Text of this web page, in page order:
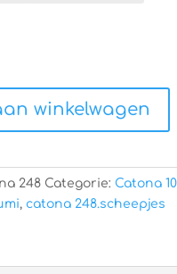
winkelwagen
248 Categorie: Catona
, catona 248.scheepjes